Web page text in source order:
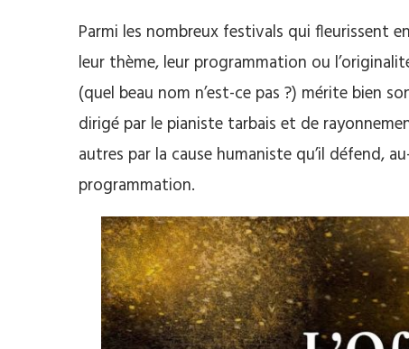
Parmi les nombreux festivals qui fleurissent
leur thème, leur programmation ou
(quel beau nom n’est-ce pas ?) mérite bien
dirigé par le pianiste tarbais et de
autres par la cause humaniste qu’il défend,
programmation.